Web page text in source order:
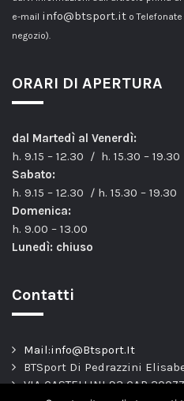
e-mail info@btsport.it o
negozio).
ORARI DI APERTURA
dal Martedì al Venerdì:
h. 9.15 – 12.30 / h. 15.30 – 19.30
Sabato:
h. 9.15 – 12.30 / h. 15.30 – 19.30
Domenica:
h. 9.00 – 13.00
Lunedì: chiuso
Contatti
Mail:info@Btsport.It
BTSport Di Pedrazzini
VIA CASTELLINI 93 CAP 20077